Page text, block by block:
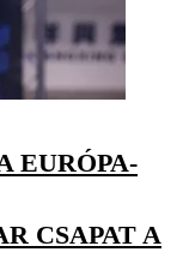
EURÓPA-
CSAPAT A